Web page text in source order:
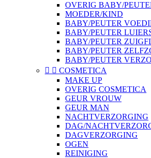
OVERIG BABY/
MOEDER/KIND
BABY/PEUTER
BABY/PEUTER
BABY/PEUTER
BABY/PEUTER
BABY/PEUTER
  COSMETICA
MAKE UP
OVERIG COSMETICA
GEUR VROUW
GEUR MAN
NACHTVERZORGING
DAG/
DAGVERZORGING
OGEN
REINIGING